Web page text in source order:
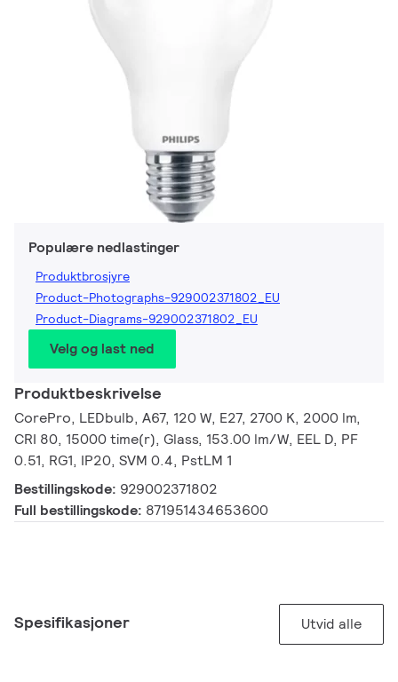
Populære nedlastinger
Produktbrosjyre
Product-Photographs-929002371802_EU
Product-Diagrams-929002371802_EU
Velg og last ned
Produktbeskrivelse
CorePro, LEDbulb, A67, 120 W, E27, 2700 K, 2000 lm,
CRI 80, 15000 time(r), Glass, 153.00 lm/W, EEL D, PF
0.51, RG1, IP20, SVM 0.4, PstLM 1
Bestillingskode: 929002371802
Full bestillingskode: 871951434653600
Spesifikasjoner Utvid alle